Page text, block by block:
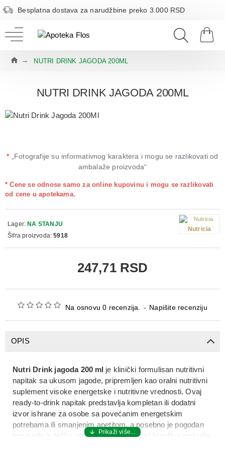
Besplatna dostava za narudžbine preko 3.000 RSD
NUTRI DRINK JAGODA 200ML
NUTRI DRINK JAGODA 200ML
* „Fotografije su informativnog karaktera i mogu se razlikovati od
ambalaže proizvoda“
Na osnovu 0 recenzija. - Napišite recenziju
* Cene se odnose samo za online kupovinu i mogu se razlikovati
od cene u apotekama.
247,71 RSD
Lager: NA STANJU
Šifra proizvoda: 5918
Nutricia
OPIS
Nutri Drink jagoda 200 ml je klinički formulisan nutritivni
napitak sa ukusom jagode, pripremljen kaooralni nutritivni
suplement visoke energetske i nutritivne vrednosti. Ovaj
ready‑to‑drink napitak predstavlja kompletan ili dodatni
izvor ishrane za osobe sa povećanim energetskim
potrebama ili smanjenim apetitom, a posebno je pogodan
tamo gde je teško uneti dovoljne kalorije i hranljive materije